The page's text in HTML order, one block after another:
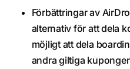
Förbättringar av
alternativ för att dela
möjligt att dela
andra giltiga